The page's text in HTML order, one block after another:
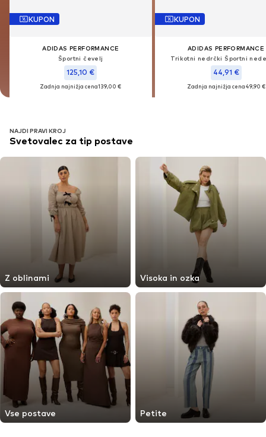
KUPON
ADIDAS PERFORMANCE
Športni čevelj
125,10 €
Zadnja najnižja cena139,00 €
KUPON
ADIDAS PERFORMANCE
Trikotni nedrčki Športni
44,91 €
Zadnja najnižja cena49,90 €
KUPON
ADIDAS PERFORMANCE
Športni čevelj
125,10 €
Zadnja najnižja cena139,00 €
KUPON
ADIDAS PERFORMANCE
Trikotni nedrčki Športni
44,91 €
Zadnja najnižja cena49,90 €
NAJDI PRAVI KROJ
Svetovalec za tip postave
Z oblinami Visoka in ozka
Vse postave Petite